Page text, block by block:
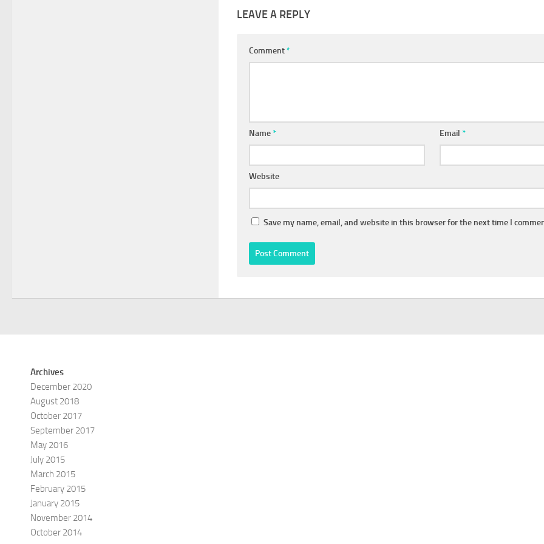
LEAVE A REPLY
Comment*
Name* Email*
Website
Save my name, email, and website in this browser for the next time I
Archives
December 2020
August 2018
October 2017
September 2017
May 2016
July 2015
March 2015
February 2015
January 2015
November 2014
October 2014